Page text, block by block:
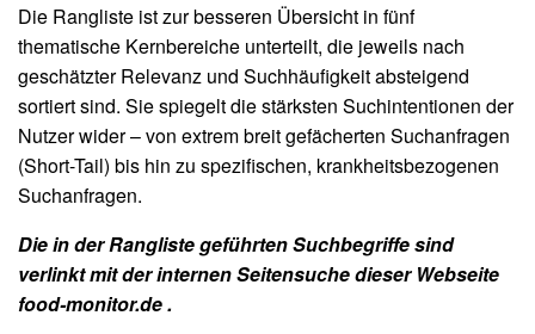
Die Rangliste ist zur besseren Übersicht in fünf
thematische Kernbereiche unterteilt, die jeweils nach
geschätzter Relevanz und Suchhäufigkeit absteigend
sortiert sind. Sie spiegelt die stärksten Suchintentionen der
Nutzer wider – von extrem breit gefächerten Suchanfragen
(Short-Tail) bis hin zu spezifischen, krankheitsbezogenen
Suchanfragen.
Die in der Rangliste geführten Suchbegriffe sind
verlinkt mit der internen Seitensuche dieser Webseite
food-monitor.de .